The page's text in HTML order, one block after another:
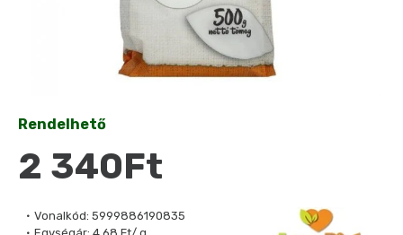
Vonalkód: 5999886190835
Rendelhető
2 340Ft